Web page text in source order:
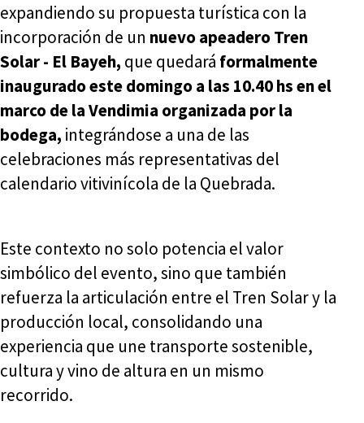
expandiendo su propuesta turística con la
incorporación de un nuevo apeadero Tren
Solar - El Bayeh, que quedará formalmente
inaugurado este domingo a las 10.40 hs en el
marco de la Vendimia organizada por la
bodega, integrándose a una de las
celebraciones más representativas del
calendario vitivinícola de la Quebrada.
Este contexto no solo potencia el valor
simbólico del evento, sino que también
refuerza la articulación entre el Tren Solar y la
producción local, consolidando una
experiencia que une transporte sostenible,
cultura y vino de altura en un mismo
recorrido.